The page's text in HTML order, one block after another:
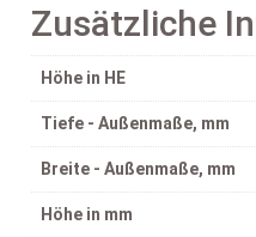
Zusätzliche
Höhe in HE
Tiefe - Außenmaße, mm
Breite - Außenmaße, mm
Höhe in mm